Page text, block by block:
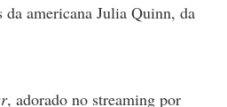
da americana Julia Quinn, da
, adorado no streaming por